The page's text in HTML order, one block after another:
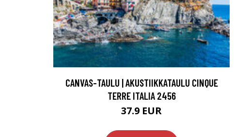
CANVAS-TAULU | AKUSTIIKKATAULU CINQUE
TERRE ITALIA 2456
37.9 EUR